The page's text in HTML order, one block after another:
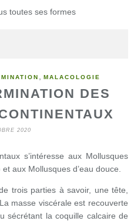
MALACOLOGIE
DES
2020
s’intéresse aux Mollusques
aux Mollusques d’eau douce.
trois parties à savoir, une tête,
masse viscérale est recouverte
sécrétant la coquille calcaire de